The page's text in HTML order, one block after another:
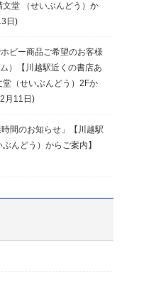
堂 （せいぶんどう）か
日)
ビー商品ご希望のお客様
【川越駅近くの書店あ
（せいぶんどう）2Fか
月11日)
間のお知らせ」【川越駅
んどう）からご案内】